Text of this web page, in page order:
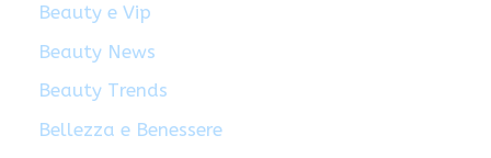
Beauty e Vip
Beauty News
Beauty Trends
Bellezza e Benessere